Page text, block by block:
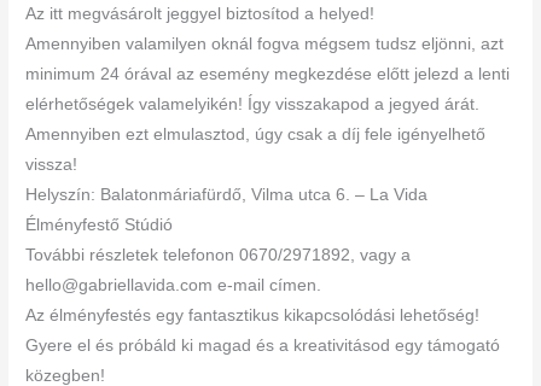
Az itt megvásárolt jeggyel biztosítod a helyed!
Amennyiben valamilyen oknál fogva mégsem tudsz eljönni, azt
minimum 24 órával az esemény megkezdése előtt jelezd a lenti
elérhetőségek valamelyikén! Így visszakapod a jegyed árát.
Amennyiben ezt elmulasztod, úgy csak a díj fele igényelhető
vissza!
Helyszín: Balatonmáriafürdő, Vilma utca 6. – La Vida
Élményfestő Stúdió
További részletek telefonon 0670/2971892, vagy a
hello@gabriellavida.com e-mail címen.
Az élményfestés egy fantasztikus kikapcsolódási lehetőség!
Gyere el és próbáld ki magad és a kreativitásod egy támogató
közegben!